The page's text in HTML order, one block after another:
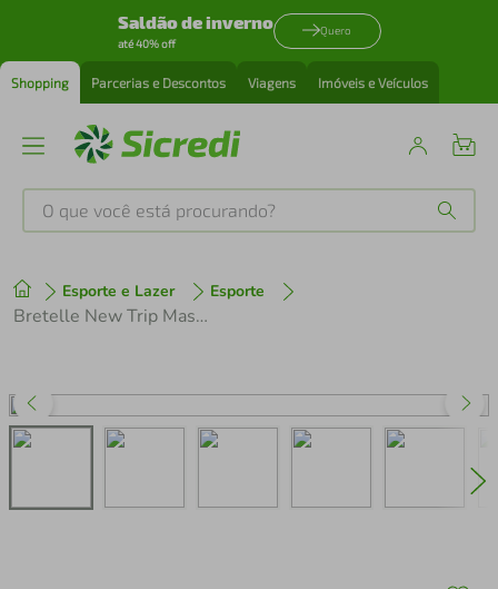
Saldão de inverno
até 40% off
Quero
Shopping Parcerias e Descontos Viagens Imóveis e Veículos
O que você está procurando?
Esporte e Lazer Esporte
Bretelle New Trip Masculino Preto com Bolso
1º tenis
perfume